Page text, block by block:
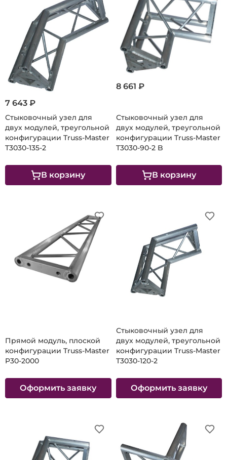
Стыковочный узел для
двух модулей, треугольной
конфигурации Truss-Master
T3030-135-2
7 643 ₽
В корзину
Стыковочный узел для
двух модулей, треугольной
конфигурации Truss-Master
T3030-90-2 B
8 661 ₽
В корзину
Прямой модуль, плоской
конфигурации Truss-Master
P30-2000
Оформить заявку
Стыковочный узел для
двух модулей, треугольной
конфигурации Truss-Master
T3030-120-2
Оформить заявку